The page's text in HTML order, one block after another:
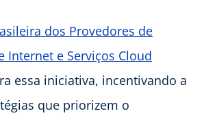
dos Provedores de
Internet e Serviços Cloud
essa iniciativa, incentivando a
que priorizem o